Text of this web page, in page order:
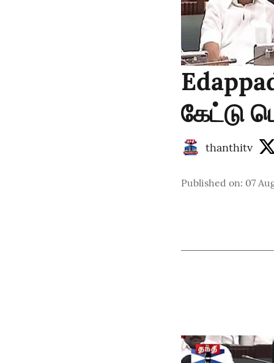
கேட்டு
thanthitv
Published on: 07